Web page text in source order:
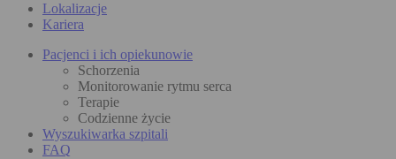
Lokalizacje
Kariera
Pacjenci i ich opiekunowie
Schorzenia
Monitorowanie rytmu serca
Terapie
Codzienne życie
Wyszukiwarka szpitali
FAQ